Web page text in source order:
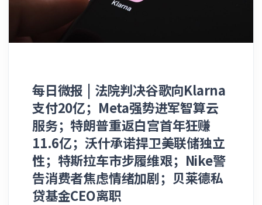
每日微报 | 法院判决谷歌向Klarna
支付20亿；Meta强势进军智算云
服务；特朗普重返白宫首年狂赚
11.6亿；沃什承诺捍卫美联储独立
性；特斯拉车市步履维艰；Nike警
告消费者焦虑情绪加剧；贝莱德私
贷基金CEO离职